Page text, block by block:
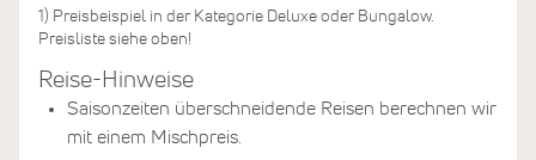
1) Preisbeispiel in der Kategorie Deluxe oder Bungalow.
Preisliste siehe oben!
Reise-Hinweise
Saisonzeiten überschneidende Reisen berechnen wir
mit einem Mischpreis.